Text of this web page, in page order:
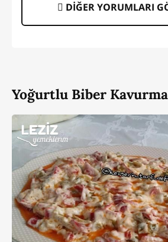
DİĞER YORUMLARI
Yoğurtlu Biber